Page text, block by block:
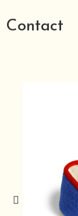
Contact